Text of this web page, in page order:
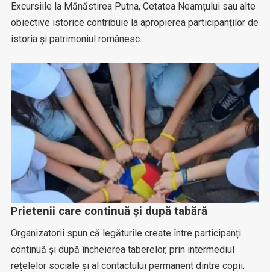
Excursiile la Mănăstirea Putna, Cetatea Neamțului sau alte
obiective istorice contribuie la apropierea participanților de
istoria și patrimoniul românesc.
Prietenii care continuă și după tabără
Organizatorii spun că legăturile create între participanți
continuă și după încheierea taberelor, prin intermediul
rețelelor sociale și al contactului permanent dintre copii.